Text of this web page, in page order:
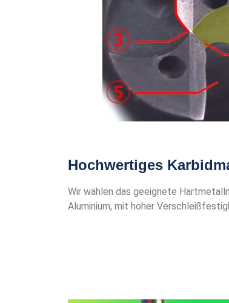
Hochwertiges
Wir wählen das geeignete
Aluminium, mit hoher